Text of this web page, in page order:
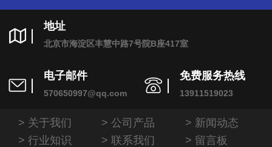
地址
北京市海淀区丰慧中路7号院B座417室
电子邮件
570650997@qq.com
免费服务热线
13911519023
关于我们 公司产品
新闻动态
行业知识
联系我们
留言板